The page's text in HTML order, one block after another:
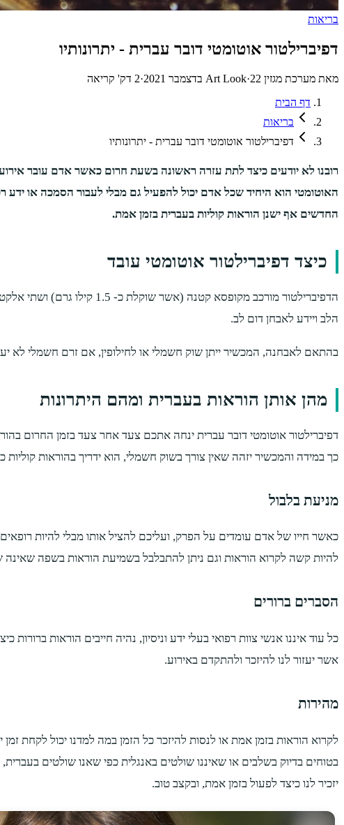
בריאות
דפיברילטור אוטומטי דובר עברית - יתרונותיו
מאת מערכת מגזין Art Look ·22 בדצמבר 2021 ·
2 דק' קריאה
דף הבית
בריאות
דפיברילטור אוטומטי דובר עברית - יתרונותיו
רובנו לא יודעים כיצד לתת עזרה ראשונה בשעת חרום כאשר אדם עובר אירוע
החדשים אף ישנן הוראות קוליות בעברית בזמן אמת.
כיצד דפיברילטור אוטומטי עובד
הדפיברילטור מורכב
הלב ויידע לאבחן דום לב.
בהתאם לאבחנה, המכשיר ייתן שוק חשמלי או לחילופין, אם זרם חשמלי לא
מהן אותן הוראות בעברית ומהם היתרונות
דפיברילטור אוטומטי דובר עברית ינחה אתכם צעד אחר צעד בזמן החרום
כך במידה והמכשיר יזהה שאין צורך בשוק חשמלי, הוא ידריך בהוראות
מניעת בלבול
כאשר חייו של אדם עומדים על הפרק, ועליכם להציל אותו מבלי להיות
להיות קשה לקרוא הוראות וגם ניתן להתבלבל בשמיעת הוראות בשפה
הסברים ברורים
כל עוד איננו אנשי צוות רפואי בעלי ידע וניסיון, נהיה חייבים הוראות
אשר יעזור לנו להיזכר ולהתקדם באירוע.
מהירות
לקרוא הוראות בזמן אמת או לנסות להיזכר כל הזמן במה למדנו יכול לקחת
בטוחים בדיוק בשלבים או שאיננו שולטים באנגלית כפי שאנו שולטים
יזכיר לנו כיצד לפעול בזמן אמת, ובקצב טוב.